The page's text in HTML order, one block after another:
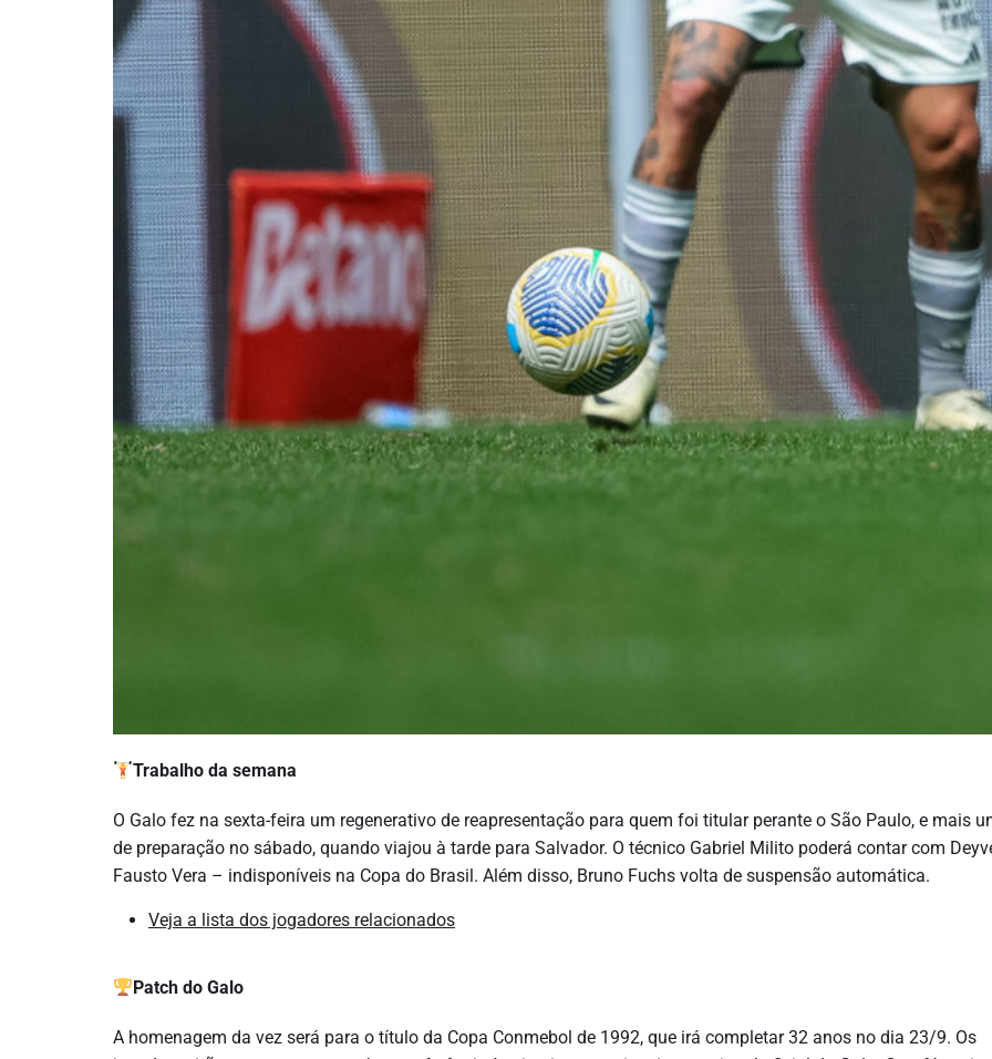
Trabalho da semana
O Galo fez na sexta-feira um regenerativo de reapresentação para quem foi titular perante o São Paulo, e mais
de preparação no sábado, quando viajou à tarde para Salvador. O técnico Gabriel Milito poderá contar com
Fausto Vera – indisponíveis na Copa do Brasil. Além disso, Bruno Fuchs volta de suspensão automática.
Veja a lista dos jogadores relacionados
Patch do Galo
A homenagem da vez será para o título da Copa Conmebol de 1992, que irá completar 32 anos no dia 23/9. Os